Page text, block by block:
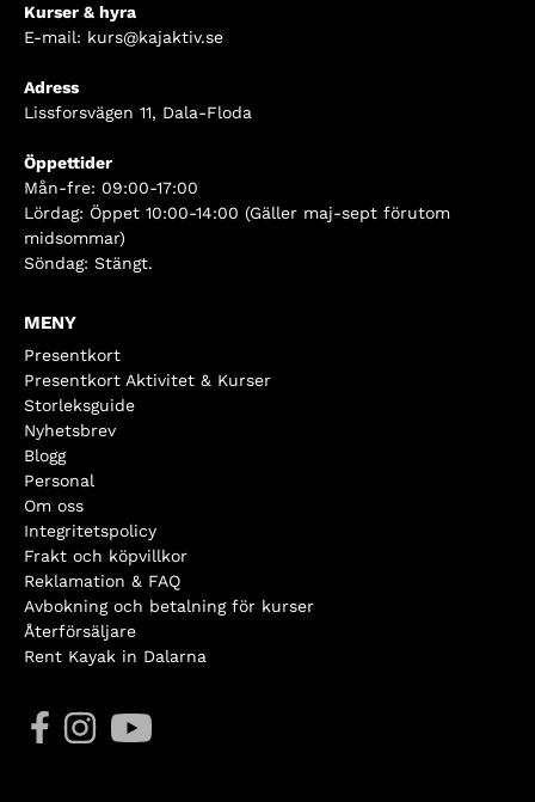
Kurser & hyra
E-mail: kurs@kajaktiv.se
Adress
Lissforsvägen 11, Dala-Floda
Öppettider
Mån-fre: 09:00-17:00
Lördag: Öppet 10:00-14:00 (Gäller maj-sept förutom
midsommar)
Söndag: Stängt.
MENY
Presentkort
Presentkort Aktivitet & Kurser
Storleksguide
Nyhetsbrev
Blogg
Personal
Om oss
Integritetspolicy
Frakt och köpvillkor
Reklamation & FAQ
Avbokning och betalning för kurser
Återförsäljare
Rent Kayak in Dalarna